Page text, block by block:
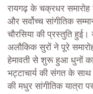
रायगढ़ के चक्रधर समारोह
और सर्वोच्च सांगीतिक
चौरसिया की प्रस्तुति
अलौकिक सुरों ने पूरे
हेमावती से शुरू हुआ धुनों
भट्टाचार्य की संगत के
की मधुर सांगीतिक यात्रा